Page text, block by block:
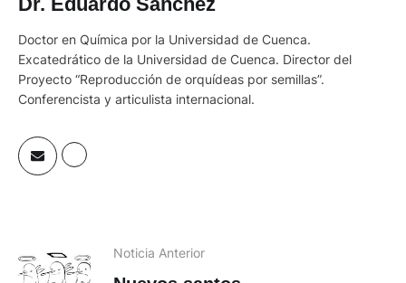
Doctor en Química por la Universidad de Cuenca.
Excatedrático de la Universidad de Cuenca. Director del
Proyecto “Reproducción de orquídeas por semillas”.
Conferencista y articulista internacional.
Noticia Anterior